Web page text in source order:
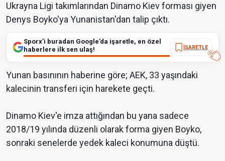
Ukrayna Ligi takımlarından Dinamo Kiev forması giyen
Denys Boyko'ya Yunanistan'dan talip çıktı.
Sporx’i buradan Google’da işaretle, en özel
haberlere ilk sen ulaş!
İŞARETLE
Yunan basınının haberine göre; AEK, 33 yaşındaki
kalecinin transferi için harekete geçti.
Dinamo Kiev'e imza attığından bu yana sadece
2018/19 yılında düzenli olarak forma giyen Boyko,
sonraki senelerde yedek kaleci konumuna düştü.